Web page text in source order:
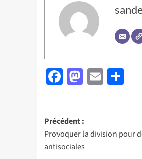
Facebook
Email
Navigation
d’article
Précédent :
Provoquer la division pour
antisociales